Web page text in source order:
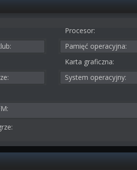
Procesor:
Pamięć operacyjna:
Karta graficzna:
System operacyjny: